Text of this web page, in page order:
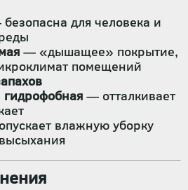
для человека и
— «дышащее» покрытие,
помещений
гидрофобная — отталкивает
влажную уборку